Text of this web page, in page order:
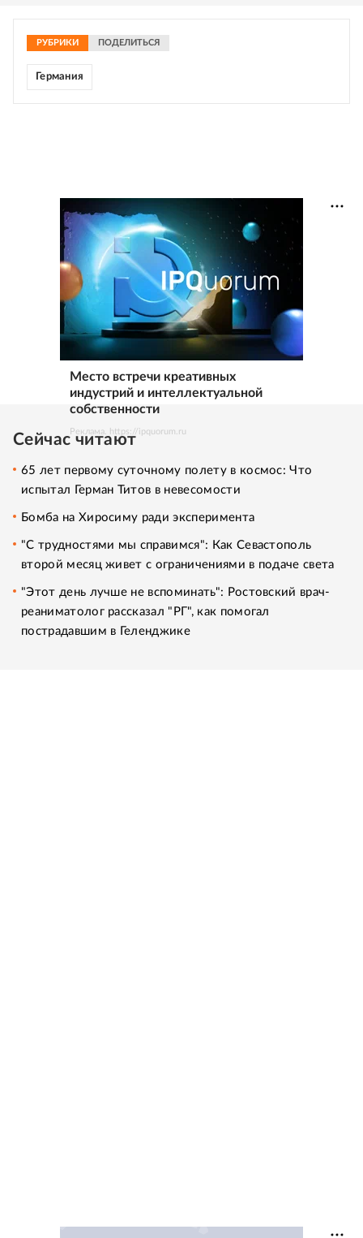
РУБРИКИ ПОДЕЛИТЬСЯ
Германия
Место встречи креативных
индустрий и интеллектуальной
собственности
Реклама. https://ipquorum.ru
Сейчас читают
65 лет первому суточному полету в космос: Что
испытал Герман Титов в невесомости
Бомба на Хиросиму ради эксперимента
"С трудностями мы справимся": Как Севастополь
второй месяц живет с ограничениями в подаче света
"Этот день лучше не вспоминать": Ростовский врач-
реаниматолог рассказал "РГ", как помогал
пострадавшим в Геленджике